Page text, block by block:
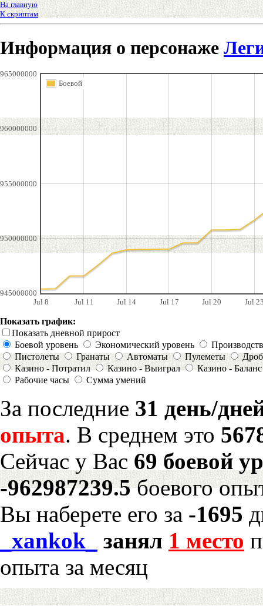
На главную
К скриптам
Информация о персонаже
Jul 8 Jul 11 Jul 14 Jul 17 Jul 20 Jul
945000000
950000000
955000000
960000000
965000000
Боевой
Показать график:
Показать дневной прирост
Боевой уровень
Экономический уровень
Пистолеты
Гранаты Автоматы Пулеметы
Казино - Потратил
Казино - Выиграл
Казино - Баланс
Рабочие часы
Сумма умений
За последние 31 день/
опыта. В среднем это
Сейчас у Вас 69 боевой
-962987239.5боевого
Вы наберете его за -1695
_xankok_
занял 1 место
опыта за месяц